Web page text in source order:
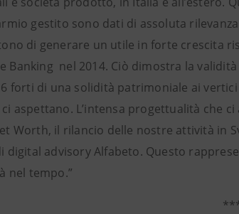
gestito sono dati di assoluta
di generare un utile in forte crescita
Banking nel 2014. Ciò dimostra la
forti di una solidità patrimoniale ai
aspettano. L’intensa progettualità che
Worth, il rilancio delle nostre attività in
digital advisory Alfabeto. Questo
nel tempo.”